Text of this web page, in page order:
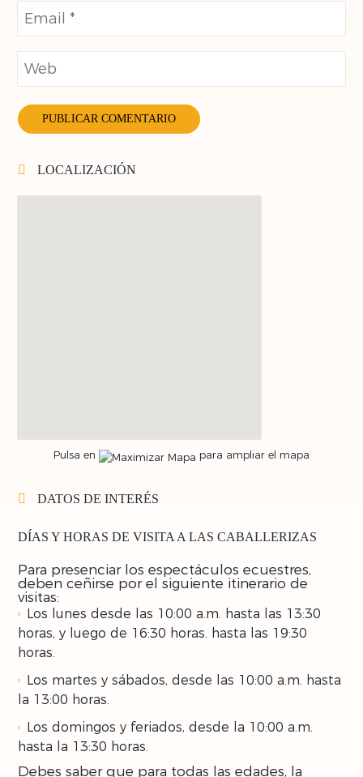
LOCALIZACIÓN
Pulsa en para ampliar el mapa
DATOS DE INTERÉS
DÍAS Y HORAS DE VISITA A LAS CABALLERIZAS
Para presenciar los espectáculos ecuestres,
deben ceñirse por el siguiente itinerario de
visitas:
Los lunes desde las 10:00 a.m. hasta las 13:30
horas, y luego de 16:30 horas. hasta las 19:30
horas.
Los martes y sábados, desde las 10:00 a.m. hasta
la 13:00 horas.
Los domingos y feriados, desde la 10:00 a.m.
hasta la 13:30 horas.
Debes saber que para todas las edades, la